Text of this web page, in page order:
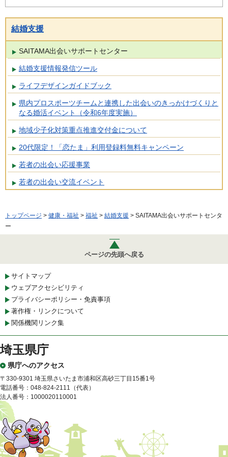
結婚支援
SAITAMA出会いサポートセンター
結婚支援情報発信ツール
ライフデザインガイドブック
県内プロスポーツチームと連携した出会いのきっかけづくりと
なる婚活イベント（令和6年度実施）
地域少子化対策重点推進交付金について
20代限定！「恋たま」利用登録料無料キャンペーン
若者の出会い応援事業
若者の出会い交流イベント
トップページ > 健康・福祉 > 福祉 > 結婚支援 > SAITAMA出会いサポートセンタ
ー
ページの先頭へ戻る
サイトマップ
ウェブアクセシビリティ
プライバシーポリシー・免責事項
著作権・リンクについて
関係機関リンク集
埼玉県庁
県庁へのアクセス
〒330-9301 埼玉県さいたま市浦和区高砂三丁目15番1号
電話番号：048-824-2111（代表）
法人番号：1000020110001